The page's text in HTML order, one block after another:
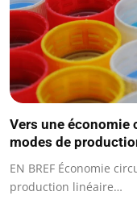
Vers une économie
modes de
EN BREF Économie
production linéaire…